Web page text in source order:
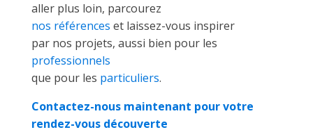
aller plus loin, parcourez
nos références et laissez-vous inspirer
par nos projets, aussi bien pour les
professionnels
que pour les particuliers.
Contactez-nous maintenant pour votre
rendez-vous découverte